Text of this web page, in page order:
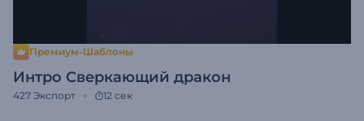
Премиум-Шаблоны
Интро Сверкающий дракон
427 Экспорт 12 сек